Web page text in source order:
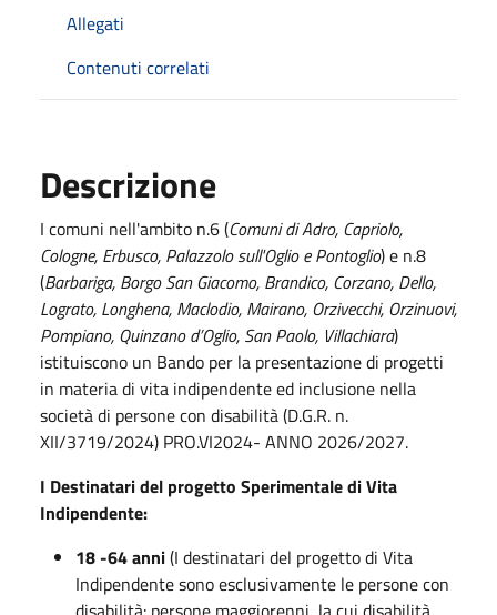
Allegati
Contenuti correlati
Descrizione
I comuni nell'ambito n.6 (Comuni di Adro, Capriolo,
Cologne, Erbusco, Palazzolo sull'Oglio e Pontoglio) e n.8
(Barbariga, Borgo San Giacomo, Brandico, Corzano, Dello,
Lograto, Longhena, Maclodio, Mairano, Orzivecchi, Orzinuovi,
Pompiano, Quinzano d’Oglio, San Paolo, Villachiara)
istituiscono un Bando per la presentazione di progetti
in materia di vita indipendente ed inclusione nella
società di persone con disabilità (D.G.R. n.
XII/3719/2024) PRO.VI2024- ANNO 2026/2027.
I Destinatari del progetto Sperimentale di Vita
Indipendente:
18 -64 anni(I destinatari del progetto di Vita
Indipendente sono esclusivamente le persone con